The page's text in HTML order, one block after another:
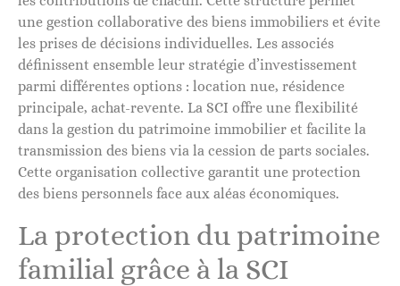
une gestion collaborative des biens immobiliers et évite
les prises de décisions individuelles. Les associés
définissent ensemble leur stratégie d’investissement
parmi différentes options : location nue, résidence
principale, achat-revente. La SCI offre une flexibilité
dans la gestion du patrimoine immobilier et facilite la
transmission des biens via la cession de parts sociales.
Cette organisation collective garantit une protection
des biens personnels face aux aléas économiques.
La protection du patrimoine
familial grâce à la SCI